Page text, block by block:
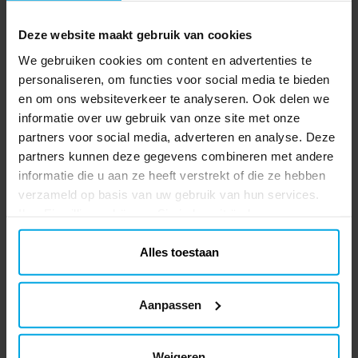
Deze website maakt gebruik van cookies
We gebruiken cookies om content en advertenties te
personaliseren, om functies voor social media te bieden
en om ons websiteverkeer te analyseren. Ook delen we
informatie over uw gebruik van onze site met onze
partners voor social media, adverteren en analyse. Deze
partners kunnen deze gegevens combineren met andere
informatie die u aan ze heeft verstrekt of die ze hebben
verzameld op basis van uw gebruik van hun services.
Alles toestaan
Aanpassen
Minecraft - Vlaggenlijn 230 cm
afbeeldingen uit Minecraft. Een vrolijke
decoratie om op te hangen tijdens een
kinderfeestje of verjaardag. De slinger is
ca. 2,3 meter lang en elke wimpel is ca.
24,5 cm hoog.
Prijs:€ 5,99
€ 5,99
TOEVOEGEN
Minecraft - Uitdeelzakjes van
papier 4 stuks
4 uitdeelzakjes met stoere afbeeldingen
leuke verrassingen, leuk om uit te delen
aan vriendjes tijdens een kinderfeestje. De
gecertificeerd papier en zijn ca. 22 x 13 cm
groot.
Prijs:€ 3,49
€ 3,49
Minecraft - Uitnodigingskaartjes
6 stuks